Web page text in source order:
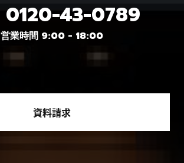
0120-43-0789
営業時間 9:00 - 18:00
資料請求